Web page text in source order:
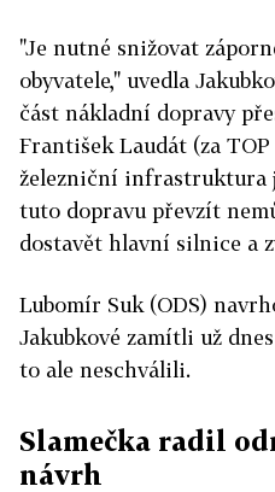
"Je nutné snižovat
obyvatele," uvedla
část nákladní dopravy
František Laudát (za TOP
železniční infrastruktura
tuto dopravu převzít
dostavět hlavní silnice a
Lubomír Suk (ODS)
Jakubkové zamítli už
to ale neschválili.
Slamečka radil
návrh